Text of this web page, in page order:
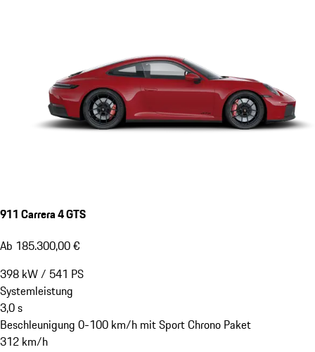
911 Carrera 4 GTS
Ab 185.300,00 €
398 kW/ 541 PS
Systemleistung
3,0s
Beschleunigung 0-100 km/h mit Sport Chrono Paket
312 km/h